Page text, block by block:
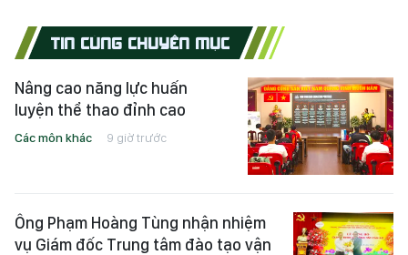
TIN CÙNG CHUYÊN MỤC
Nâng cao năng lực huấn
luyện thể thao đỉnh cao
Các môn khác 9 giờ trước
Ông Phạm Hoàng Tùng nhận nhiệm
vụ Giám đốc Trung tâm đào tạo vận